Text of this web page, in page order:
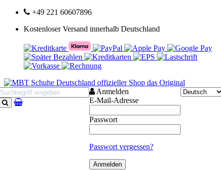
+49 221 60607896
Kostenloser Versand innerhalb Deutschland
Suchen
Anmelden
E-Mail-Adresse
Passwort
Passwort vergessen?